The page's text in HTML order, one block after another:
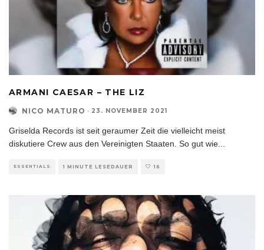
ARMANI CAESAR – THE LIZ
NICO MATURO · 23. NOVEMBER 2021
Griselda Records ist seit geraumer Zeit die vielleicht meist
diskutiere Crew aus den Vereinigten Staaten. So gut wie
ESSENTIALS 1 MINUTE LESEDAUER 16